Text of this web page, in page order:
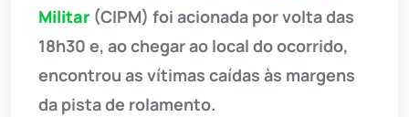
Militar (CIPM) foi acionada por volta das
18h30 e, ao chegar ao local do ocorrido,
encontrou as vítimas caídas às margens
da pista de rolamento.